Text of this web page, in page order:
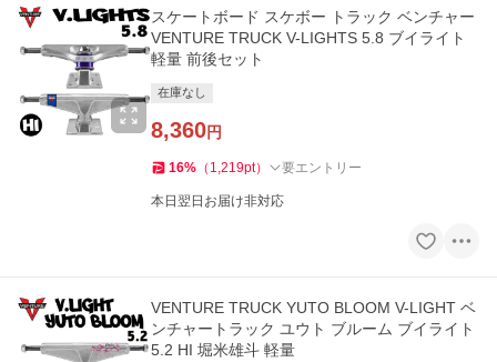
スケートボード スケボー トラック ベンチャー
VENTURE TRUCK V-LIGHTS 5.8 ブイライト
軽量 前後セット
在庫なし
8,360円
16% （ 1,219pt） 要エントリー
本日翌日お届け非対応
VENTURE TRUCK YUTO BLOOM V-LIGHT ベ
ンチャートラック ユウト ブルーム ブイライト
5.2 HI 堀米雄斗 軽量